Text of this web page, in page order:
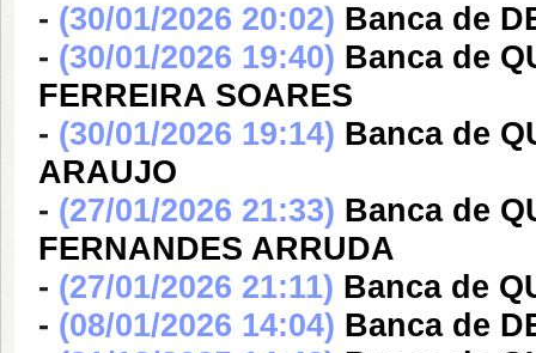
- (30/01/2026 20:02) Banca de
- (30/01/2026 19:40) Banca de
FERREIRA SOARES
- (30/01/2026 19:14) Banca de
ARAUJO
- (27/01/2026 21:33) Banca de
FERNANDES ARRUDA
- (27/01/2026 21:11) Banca de
- (08/01/2026 14:04) Banca de